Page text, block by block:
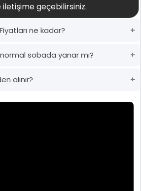
iletişime geçebilirsiniz.
ne kadar?
sobada yanar mı?
alınır?